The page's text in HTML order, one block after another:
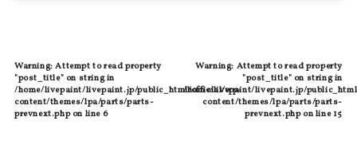
Warning: Attempt to read property
"post_title" on string in
/home/livepaint/livepaint.jp/public_html/official/wp-
content/themes/lpa/parts/parts-
prevnext.phpon line 6
Warning: Attempt to read property
"post_title" on string in
/home/livepaint/livepaint.jp/
content/themes/lpa/parts/parts-
prevnext.phpon line15